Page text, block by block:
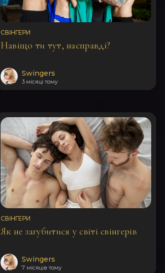
СВІНГЕРИ
Навіщо ти тут, насправді?
Swingers
3 місяці тому
СВІНГЕРИ
Як не загубитися у світі свінгерів
Swingers
7 місяців тому